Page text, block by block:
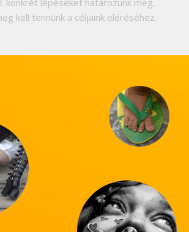
konkrét lépéseket határozunk meg,
kell tennünk a céljaink eléréséhez.